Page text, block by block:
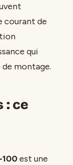
courant de
qui
montage.
: ce
100est une